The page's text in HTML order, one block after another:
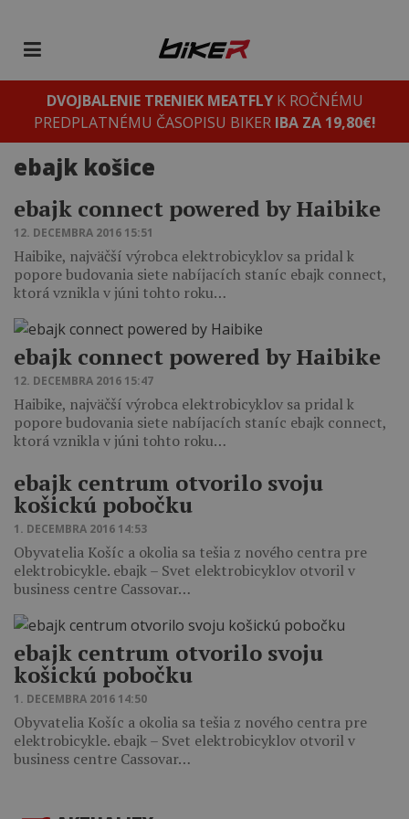
DVOJBALENIE TRENIEK MEATFLYK ROČNÉMU
PREDPLATNÉMU ČASOPISU BIKER IBA ZA 19,80€!
ebajk košice
ebajk connect powered by Haibike
12. DECEMBRA 2016 15:51
Haibike, najväčší výrobca elektrobicyklov sa pridal k
popore budovania siete nabíjacích staníc ebajk connect,
ktorá vznikla v júni tohto roku…
ebajk connect powered by Haibike
12. DECEMBRA 2016 15:47
Haibike, najväčší výrobca elektrobicyklov sa pridal k
popore budovania siete nabíjacích staníc ebajk connect,
ktorá vznikla v júni tohto roku…
ebajk centrum otvorilo svoju
košickú pobočku
1. DECEMBRA 2016 14:53
Obyvatelia Košíc a okolia sa tešia z nového centra pre
elektrobicykle. ebajk – Svet elektrobicyklov otvoril v
business centre Cassovar…
ebajk centrum otvorilo svoju
košickú pobočku
1. DECEMBRA 2016 14:50
Obyvatelia Košíc a okolia sa tešia z nového centra pre
elektrobicykle. ebajk – Svet elektrobicyklov otvoril v
business centre Cassovar…